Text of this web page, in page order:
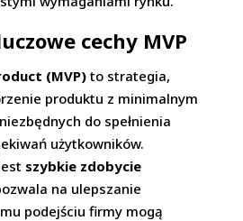
cechy MVP
(MVP) to strategia,
produktu z minimalnym
do spełnienia
użytkowników.
szybkie zdobycie
na ulepszanie
podejściu firmy mogą